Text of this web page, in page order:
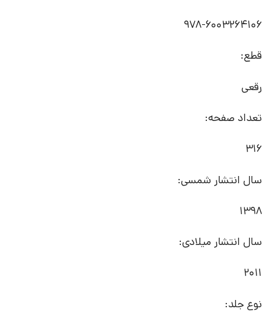
978-6003264106
قطع:
رقعی
تعداد صفحه:
316
سال انتشار شمسی:
1398
سال انتشار میلادی:
2011
نوع جلد: